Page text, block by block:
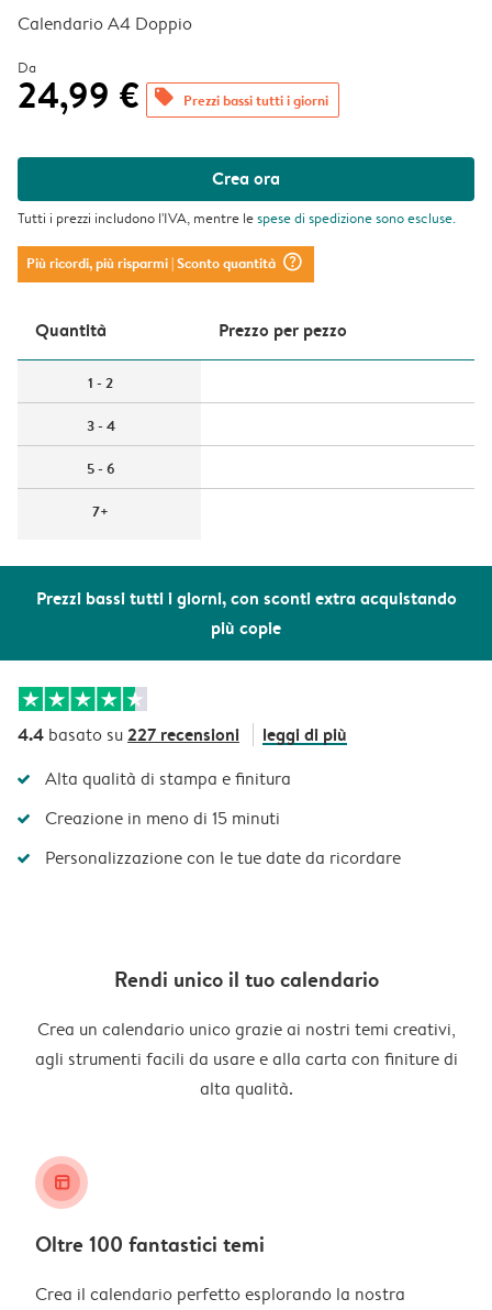
Prezzi bassi tutti i giorni, con sconti extra acquistando
più copie
Calendario A4 Doppio
Da
24,99 € offers Prezzi bassi tutti i giorni
Crea ora
Tutti i prezzi includono l'IVA, mentre lespese di spedizionesono escluse.
Più ricordi, più risparmi| Sconto quantità question_mark_circle
Quantità Prezzo per pezzo
1 - 2
3 - 4
5 - 6
7+
4.4 basato su227 recensioni leggi di più
Alta qualità di stampa e finitura
Creazione in meno di 15 minuti
Personalizzazione con le tue date da ricordare
Rendi unico il tuo calendario
Crea un calendario unico grazie ai nostri temi creativi,
agli strumenti facili da usare e alla carta con finiture di
alta qualità.
layout_alt
Oltre 100 fantastici temi
Crea il calendario perfetto esplorando la nostra